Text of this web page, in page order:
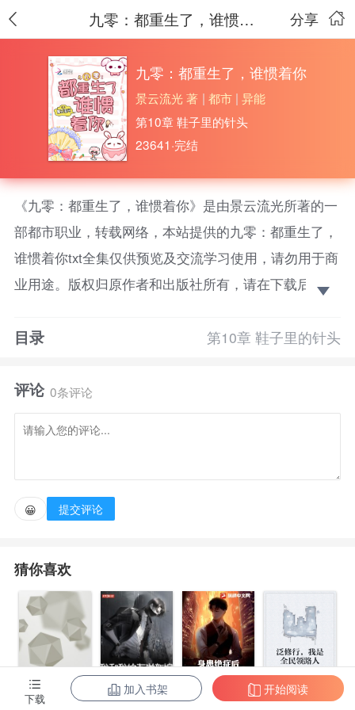
分享
九零：都重生了，谁惯着你
九零：都重生了，谁惯着你
景云流光 著 | 都市 | 异能
第10章 鞋子里的针头
23641·完结
《九零：都重生了，谁惯着你》是由景云流光所著的一
部都市职业，转载网络，本站提供的九零：都重生了，
谁惯着你txt全集仅供预览及交流学习使用，请勿用于商
业用途。版权归原作者和出版社所有，请在下载后的24
【男女主双洁+真人经历改编】 谢谢妍重生了，回
她的钱去养老妈的情夫和继子。 谢妍自己一手好牌打
的稀烂，连累女儿也跟着她受苦。 重生一次，谢妍再
也不惯着绿茶老妈。 离婚！必须让父母离婚！ 她
供血，能不能活得比前世如意。 读书，高考，赚钱，
手撕极品... 生活在那样的黄金时代，谢妍手握美貌和
王！ 男神、事业、家庭，她都要。 上辈子圣母
心，这辈子阎王心，所有她受过的苦都要让他们加倍奉
还！
目录 第10章 鞋子里的针头
评论 0条评论
😀 提交评论
猜你喜欢
都市第一至尊 我和我的古代
身患绝症后，
泛修行，我是
下载
加入书架 开始阅读